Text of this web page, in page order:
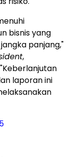
bisnis yang
panjang,"
,
laporan ini